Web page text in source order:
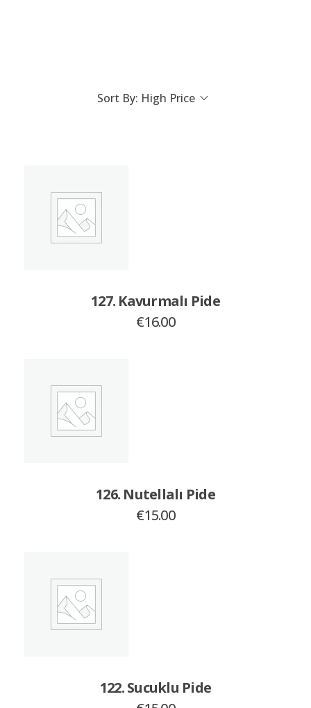
Sort By: High Price
127. Kavurmalı Pide
€16.00
126. Nutellalı Pide
€15.00
122. Sucuklu Pide